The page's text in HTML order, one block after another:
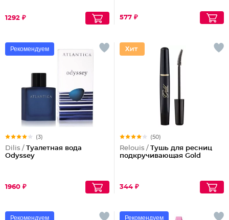
1292 ₽ 577 ₽
Рекомендуем
(3)
Dilis / Туалетная вода
Odyssey
1960 ₽
(50)
Relouis / Тушь для ресниц
подкручивающая Gold
344 ₽
Рекомендуем Рекомендуем